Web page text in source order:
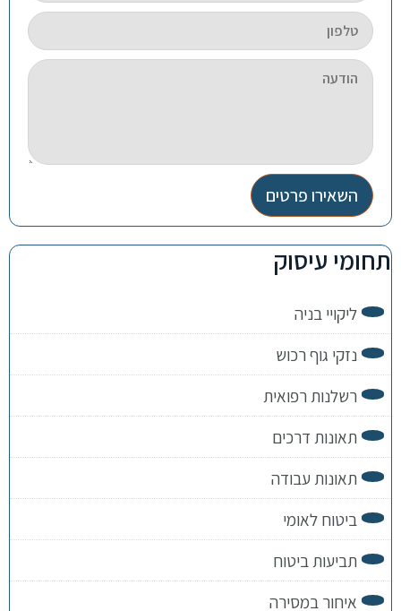
השאירו פרטים
תחומי עיסוק
ליקויי בניה
נזקי גוף רכוש
רשלנות רפואית
תאונות דרכים
תאונות עבודה
ביטוח לאומי
תביעות ביטוח
איחור במסירה